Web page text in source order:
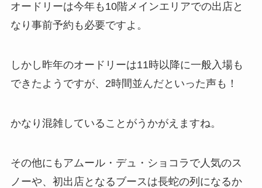
オードリーは今年も10階メインエリアでの出店と
なり事前予約も必要ですよ。
しかし昨年のオードリーは11時以降に一般入場も
できたようですが、2時間並んだといった声も！
かなり混雑していることがうかがえますね。
その他にもアムール・デュ・ショコラで人気のス
ノーや、初出店となるブースは長蛇の列になるか